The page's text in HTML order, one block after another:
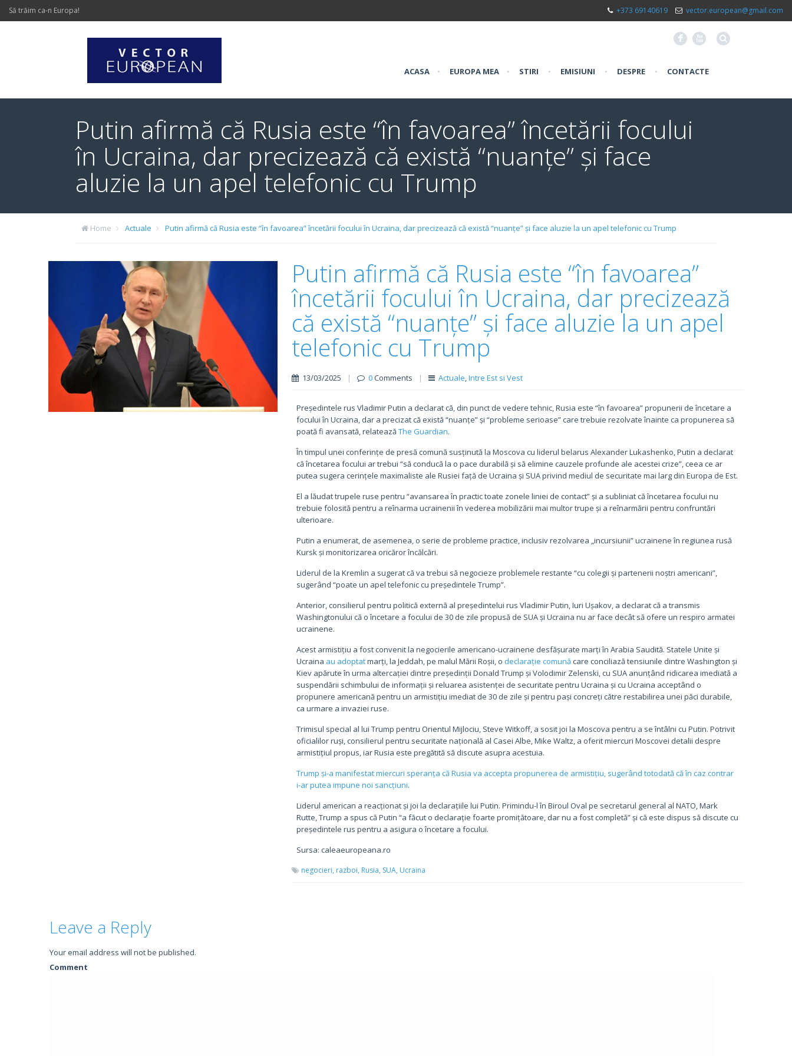
Să trăim ca-n Europa! +373 69140619 vector.european@gmail.com
F X
ACASA • EUROPA MEA • STIRI • EMISIUNI • DESPRE • CONTACTE
Putin afirmă că Rusia este “în favoarea” încetării focului
în Ucraina, dar precizează că există “nuanțe” și face
aluzie la un apel telefonic cu Trump
Home Actuale Putin afirmă că Rusia este “în favoarea” încetării focului în Ucraina, dar precizează că există “nuanțe” și face aluzie la un apel telefonic cu Trump
Putin afirmă că Rusia este “în favoarea”
încetării focului în Ucraina, dar precizează
că există “nuanțe” și face aluzie la un apel
telefonic cu Trump
13/03/2025 | 0Comments | Actuale,Intre Est si Vest
Președintele rus Vladimir Putin a declarat că, din punct de vedere tehnic, Rusia este “în favoarea” propunerii de încetare a
focului în Ucraina, dar a precizat că există “nuanțe” și “probleme serioase” care trebuie rezolvate înainte ca propunerea să
poată fi avansată, relateazăThe Guardian.
În timpul unei conferințe de presă comună susținută la Moscova cu liderul belarus Alexander Lukashenko, Putin a declarat
că încetarea focului ar trebui “să conducă la o pace durabilă și să elimine cauzele profunde ale acestei crize”, ceea ce ar
putea sugera cerințele maximaliste ale Rusiei față de Ucraina și SUA privind mediul de securitate mai larg din Europa de Est.
El a lăudat trupele ruse pentru “avansarea în practic toate zonele liniei de contact” și a subliniat că încetarea focului nu
trebuie folosită pentru a reînarma ucrainenii în vederea mobilizării mai multor trupe și a reînarmării pentru confruntări
ulterioare.
Putin a enumerat, de asemenea, o serie de probleme practice, inclusiv rezolvarea „incursiunii” ucrainene în regiunea rusă
Kursk și monitorizarea oricăror încălcări.
Liderul de la Kremlin a sugerat că va trebui să negocieze problemele restante “cu colegii și partenerii noștri americani”,
sugerând “poate un apel telefonic cu președintele Trump”.
Anterior, consilierul pentru politică externă al președintelui rus Vladimir Putin, Iuri Ușakov, a declarat că a transmis
Washingtonului că o încetare a focului de 30 de zile propusă de SUA și Ucraina nu ar face decât să ofere un respiro armatei
ucrainene.
Acest armistițiu a fost convenit la negocierile americano-ucrainene desfășurate marți în Arabia Saudită. Statele Unite și
Ucraina au adoptatmarți, la Jeddah, pe malul Mării Roșii, o declarație comunăcare conciliază tensiunile dintre Washington și
Kiev apărute în urma altercației dintre președinții Donald Trump și Volodimir Zelenski, cu SUA anunțând ridicarea imediată a
suspendării schimbului de informații și reluarea asistenței de securitate pentru Ucraina și cu Ucraina acceptând o
propunere americană pentru un armistițiu imediat de 30 de zile și pentru pași concreți către restabilirea unei păci durabile,
ca urmare a invaziei ruse.
Trimisul special al lui Trump pentru Orientul Mijlociu, Steve Witkoff, a sosit joi la Moscova pentru a se întâlni cu Putin. Potrivit
oficialilor ruși, consilierul pentru securitate națională al Casei Albe, Mike Waltz, a oferit miercuri Moscovei detalii despre
armistițiul propus, iar Rusia este pregătită să discute asupra acestuia.
Trump și-a manifestat miercuri speranța că Rusia va accepta propunerea de armistițiu, sugerând totodată că în caz contrar
i-ar putea impune noi sancțiuni.
Liderul american a reacționat și joi la declarațiile lui Putin. Primindu-l în Biroul Oval pe secretarul general al NATO, Mark
Rutte, Trump a spus că Putin “a făcut o declarație foarte promițătoare, dar nu a fost completă” și că este dispus să discute cu
președintele rus pentru a asigura o încetare a focului.
Sursa: caleaeuropeana.ro
negocieri, razboi, Rusia, SUA, Ucraina
Leave a Reply
Your email address will not be published.
Comment